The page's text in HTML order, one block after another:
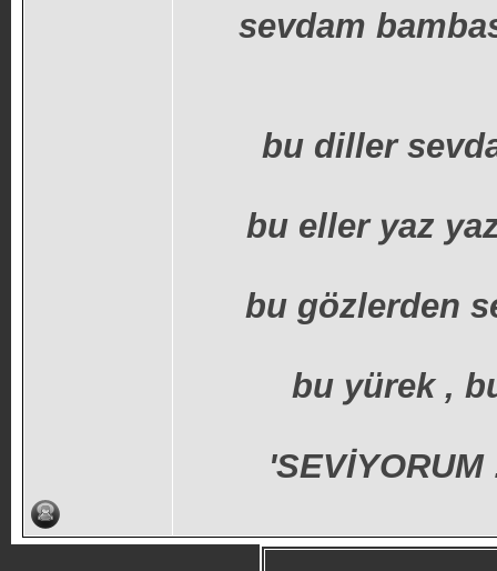
sevdam
bu diller
bu eller yaz
bu gözlerden
bu yürek ,